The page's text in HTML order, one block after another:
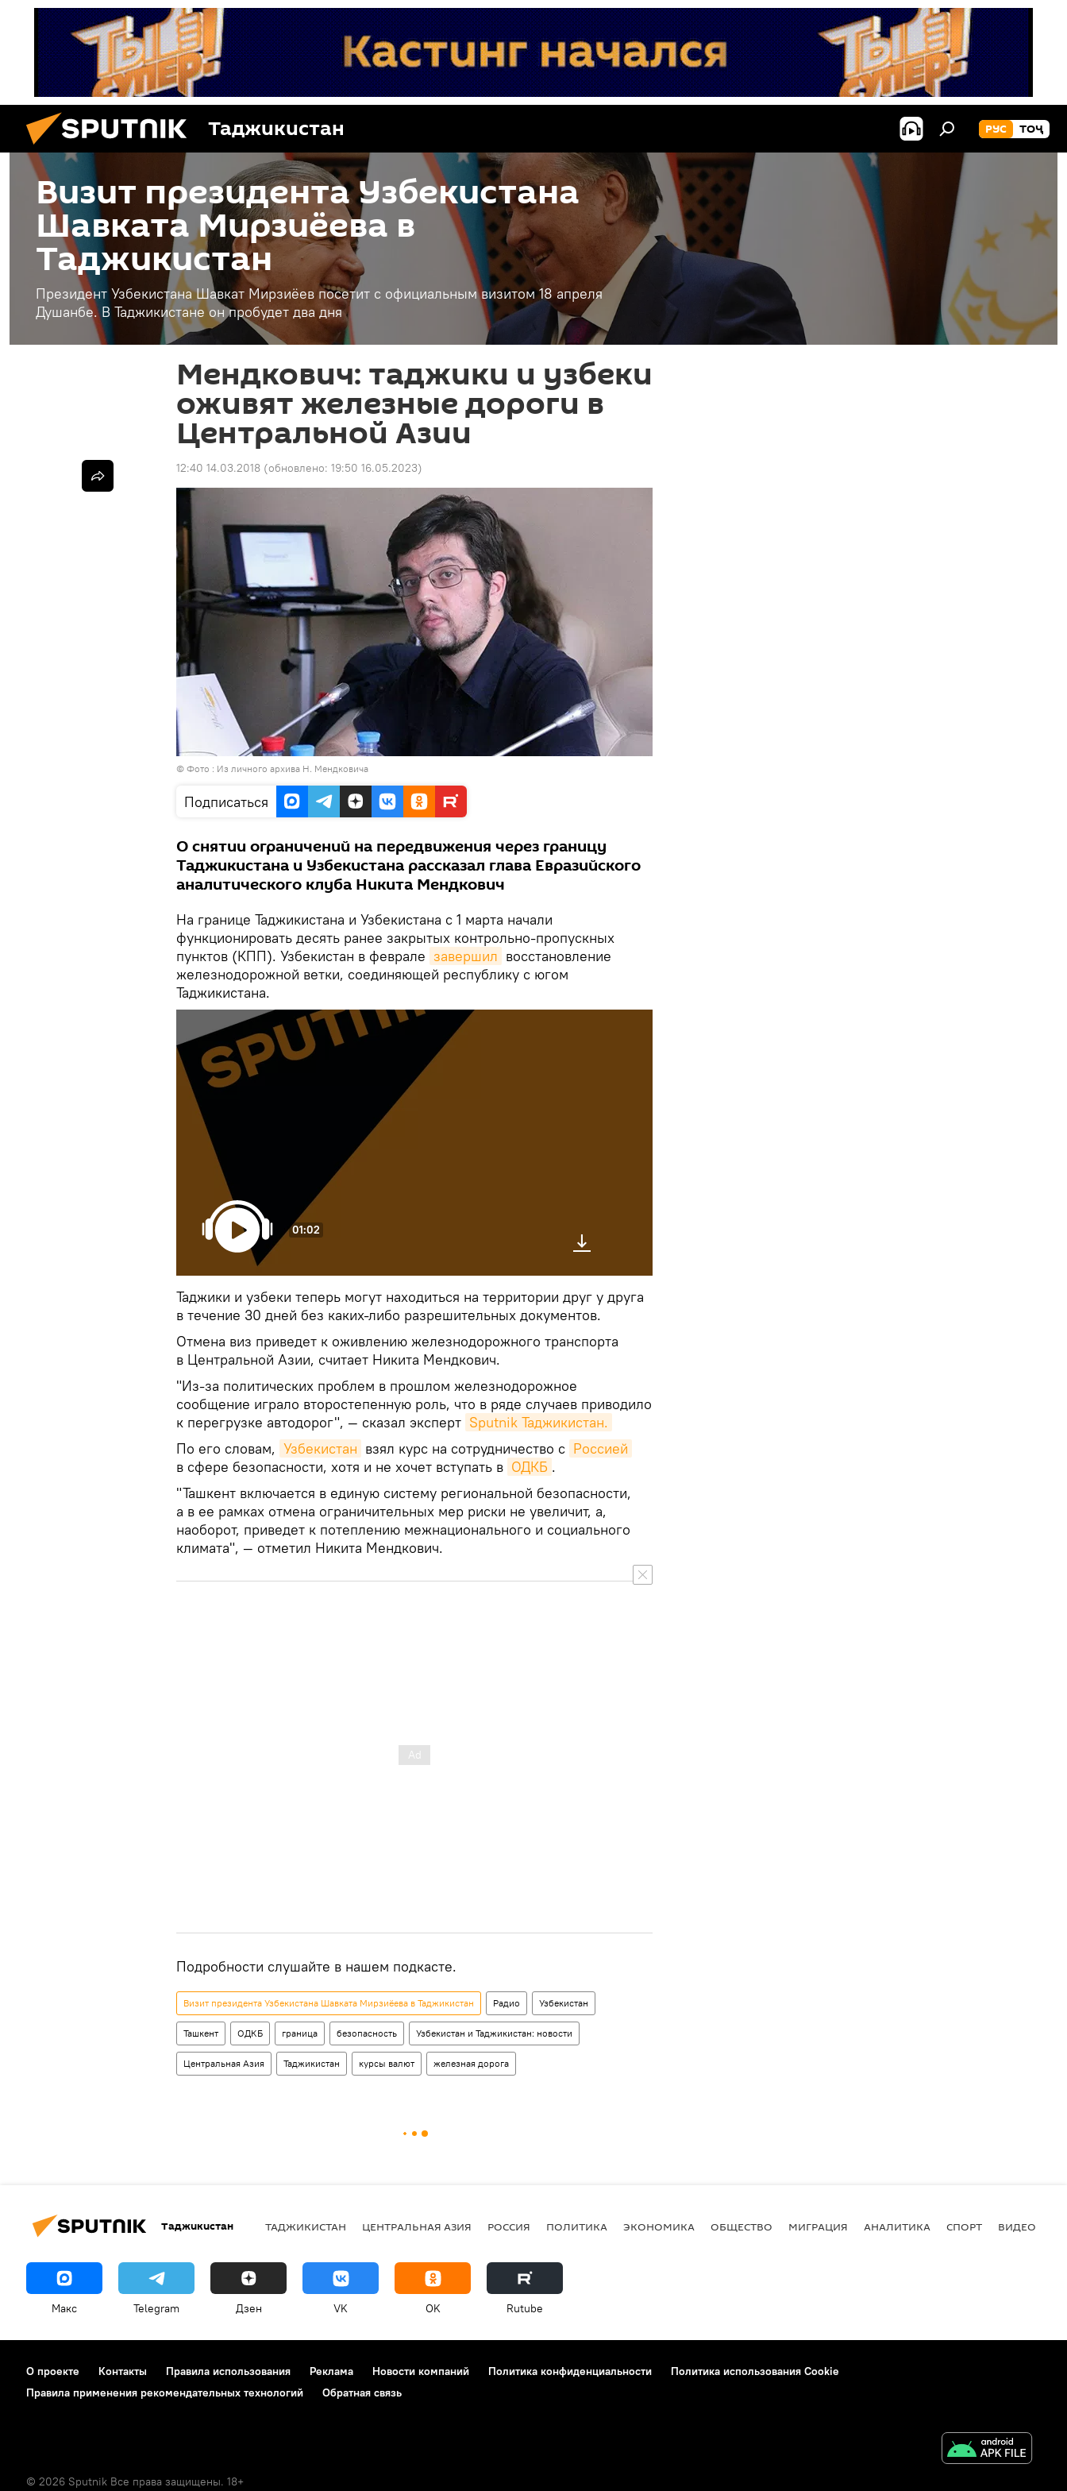
Таджикистан РУС ТОҶ
Визит президента Узбекистана
Шавката Мирзиёева в
Таджикистан
Президент Узбекистана Шавкат Мирзиёев посетит с официальным визитом 18 апреля
Душанбе. В Таджикистане он пробудет два дня
Мендкович: таджики и узбеки
оживят железные дороги в
Центральной Азии
12:40 14.03.2018 (обновлено: 19:50 16.05.2023)
© Фото : Из личного архива Н. Мендковича
Подписаться
О снятии ограничений на передвижения через границу
Таджикистана и Узбекистана рассказал глава Евразийского
аналитического клуба Никита Мендкович
На границе Таджикистана и Узбекистана с 1 марта начали
функционировать десять ранее закрытых контрольно-пропускных
пунктов (КПП). Узбекистан в феврале завершил восстановление
железнодорожной ветки, соединяющей республику с югом
Таджикистана.
01:02
Таджики и узбеки теперь могут находиться на территории друг у друга
в течение 30 дней без каких-либо разрешительных документов.
Отмена виз приведет к оживлению железнодорожного транспорта
в Центральной Азии, считает Никита Мендкович.
"Из-за политических проблем в прошлом железнодорожное
сообщение играло второстепенную роль, что в ряде случаев приводило
к перегрузке автодорог", — сказал эксперт Sputnik Таджикистан.
По его словам, Узбекистан взял курс на сотрудничество с Россией
в сфере безопасности, хотя и не хочет вступать в ОДКБ .
"Ташкент включается в единую систему региональной безопасности,
а в ее рамках отмена ограничительных мер риски не увеличит, а,
наоборот, приведет к потеплению межнационального и социального
климата", — отметил Никита Мендкович.
Подробности слушайте в нашем подкасте.
Визит президента Узбекистана Шавката Мирзиёева в Таджикистан Радио Узбекистан
Ташкент ОДКБ граница безопасность Узбекистан и Таджикистан: новости
Центральная Азия Таджикистан курсы валют железная дорога
Таджикистан ТАДЖИКИСТАН ЦЕНТРАЛЬНАЯ АЗИЯ РОССИЯ ПОЛИТИКА ЭКОНОМИКА ОБЩЕСТВО МИГРАЦИЯ АНАЛИТИКА СПОРТ ВИДЕО
Макс Telegram Дзен VK OK Rutube
О проекте Контакты Правила использования Реклама Новости компаний Политика конфиденциальности
Политика использования Cookie
Правила применения рекомендательных технологий
Обратная связь
© 2026 Sputnik Все права защищены. 18+